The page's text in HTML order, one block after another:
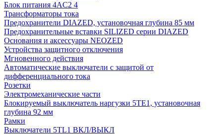
Блок питания 4AC2 4
Трансформаторы тока
Предохранители DIAZED, установочная глубина 85 мм
Предохранительные вставки SILIZED серии DIAZED
Основания и аксессуары NEOZED
Устройства защитного отключения
Мгновенного действия
Автоматические выключатели с защитой от
дифференциального тока
Розетки
Электромеханические части
Блокируемый выключатель наргузки 5TE1, установочная
глубина 92 мм
Рамки
Выключатели 5TL1 ВКЛ/ВЫКЛ